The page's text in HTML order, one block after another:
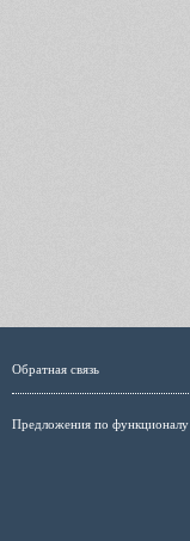
Обратная связь
Предложения по функционалу